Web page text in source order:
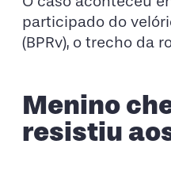
participado do
(BPRv), o trecho da
Menino
resistiu